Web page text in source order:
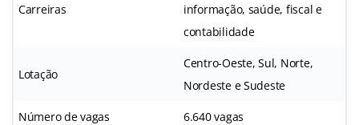
Carreiras
informação, saúde, fiscal e
contabilidade
Lotação
Centro-Oeste, Sul, Norte,
Nordeste e Sudeste
Número de vagas 6.640 vagas